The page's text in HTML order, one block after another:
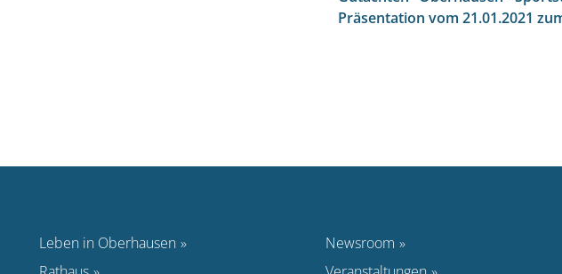
Präsentation vom 21.01.2021
Leben in Oberhausen
Newsroom